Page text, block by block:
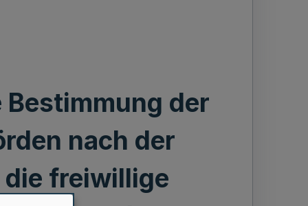
der
nach der
freiwillige